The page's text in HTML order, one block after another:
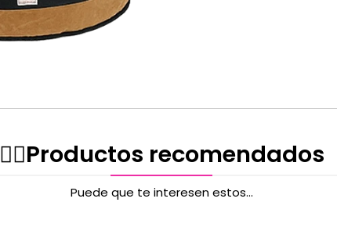
✌🏻️Productos recomendados
Puede que te interesen estos...